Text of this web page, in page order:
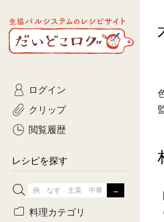
生協パルシステムのレシピ
サイト
だいどこログ
ログイン
クリップ
閲覧履歴
レシピを探す
料理カテゴリ